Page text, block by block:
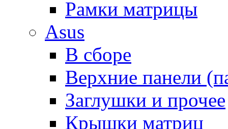
Рамки матрицы
Asus
В сборе
Верхние панели
Заглушки и прочее
Крышки матриц